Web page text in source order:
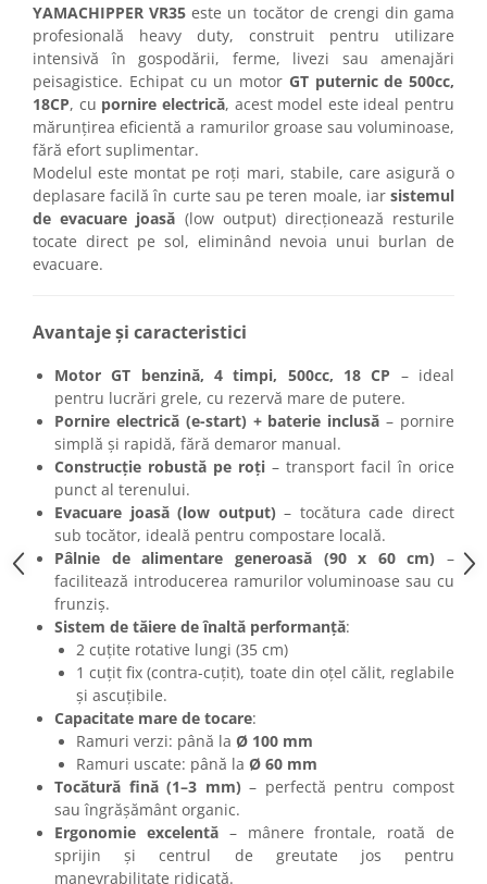
YAMACHIPPER VR35 este un tocător de crengi din gama
profesională heavy duty, construit pentru utilizare
intensivă în gospodării, ferme, livezi sau amenajări
peisagistice. Echipat cu un motor GT puternic de 500cc,
18CP, cu pornire electrică, acest model este ideal pentru
mărunțirea eficientă a ramurilor groase sau voluminoase,
fără efort suplimentar.
Modelul este montat pe roți mari, stabile, care asigură o
deplasare facilă în curte sau pe teren moale, iar sistemul
de evacuare joasă (low output) direcționează resturile
tocate direct pe sol, eliminând nevoia unui burlan de
evacuare.
Avantaje și caracteristici
Motor GT benzină, 4 timpi, 500cc, 18 CP – ideal
pentru lucrări grele, cu rezervă mare de putere.
Pornire electrică (e-start) + baterie inclusă – pornire
simplă și rapidă, fără demaror manual.
Construcție robustă pe roți – transport facil în orice
punct al terenului.
Evacuare joasă (low output) – tocătura cade direct
sub tocător, ideală pentru compostare locală.
Pâlnie de alimentare generoasă (90 x 60 cm) –
facilitează introducerea ramurilor voluminoase sau cu
frunziș.
Sistem de tăiere de înaltă performanță:
2 cuțite rotative lungi (35 cm)
1 cuțit fix (contra-cuțit), toate din oțel călit, reglabile
și ascuțibile.
Capacitate mare de tocare:
Ramuri verzi: până la Ø 100 mm
Ramuri uscate: până la Ø 60 mm
Tocătură fină (1–3 mm) – perfectă pentru compost
sau îngrășământ organic.
Ergonomie excelentă– mânere frontale, roată de
sprijin și centrul de greutate jos pentru
manevrabilitate ridicată.